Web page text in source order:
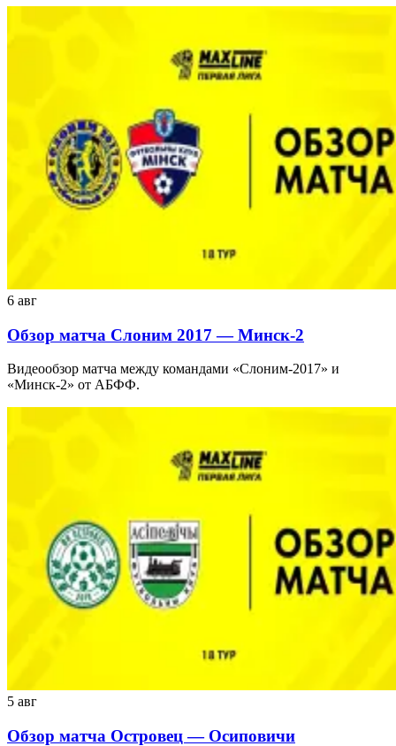
6 авг
Обзор матча Слоним 2017 — Минск-2
Видеообзор матча между командами «Слоним-2017» и
«Минск-2» от АБФФ.
5 авг
Обзор матча Островец — Осиповичи